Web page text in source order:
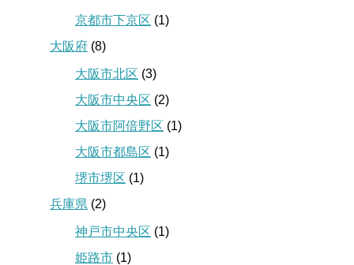
京都市下京区 (1)
大阪府 (8)
大阪市北区 (3)
大阪市中央区 (2)
大阪市阿倍野区 (1)
大阪市都島区 (1)
堺市堺区 (1)
兵庫県 (2)
神戸市中央区 (1)
姫路市 (1)